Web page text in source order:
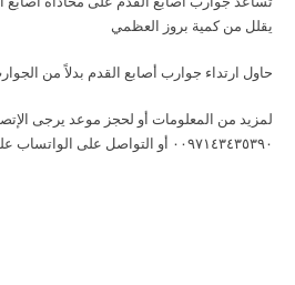
يقلل من كمية بروز العظمي
.حاول ارتداء جوارب أصابع القدم بدلاً من
٠٠٩٧١٤٣٤٣٥٣٩٠ أو التواصل على الواتساب على الرقم ٠٠٩٧١٥٠٣٥٥٣٠٢٤